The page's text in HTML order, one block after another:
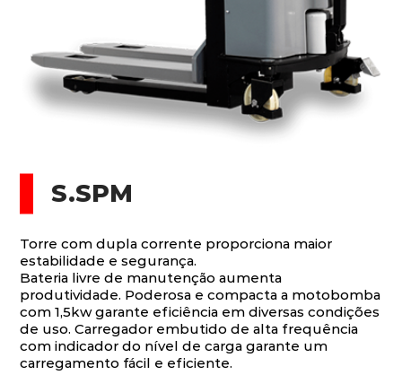
S.SPM
Torre com dupla corrente proporciona maior
estabilidade e segurança.
Bateria livre de manutenção aumenta
produtividade. Poderosa e compacta a motobomba
com 1,5kw garante eficiência em diversas condições
de uso. Carregador embutido de alta frequência
com indicador do nível de carga garante um
carregamento fácil e eficiente.